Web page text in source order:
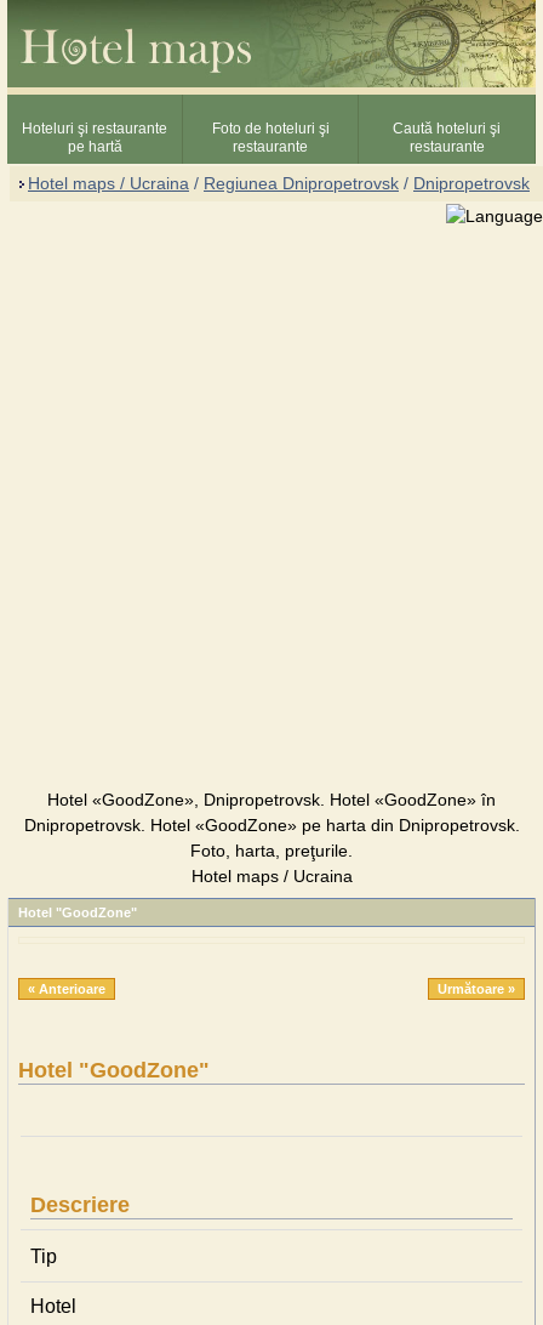
Hoteluri şi restaurante
pe hartă
Foto de hoteluri şi
restaurante
Caută hoteluri şi
restaurante
Hotel maps / Ucraina / Regiunea Dnipropetrovsk / Dnipropetrovsk
Hotel «GoodZone», Dnipropetrovsk. Hotel «GoodZone» în
Dnipropetrovsk. Hotel «GoodZone» pe harta din Dnipropetrovsk.
Foto, harta, preţurile.
Hotel maps / Ucraina
Hotel "GoodZone"
« Anterioare Următoare »
Hotel "GoodZone"
Descriere
Tip
Hotel